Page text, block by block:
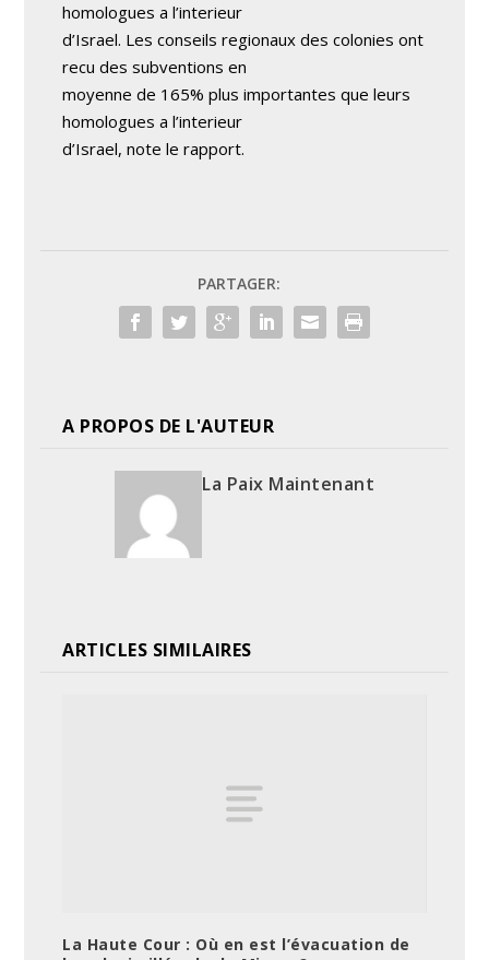
homologues a l’interieur
d’Israel. Les conseils regionaux des colonies ont
recu des subventions en
moyenne de 165% plus importantes que leurs
homologues a l’interieur
d’Israel, note le rapport.
PARTAGER:
A PROPOS DE L'AUTEUR
La Paix Maintenant
ARTICLES SIMILAIRES
La Haute Cour : Où en est l’évacuation de